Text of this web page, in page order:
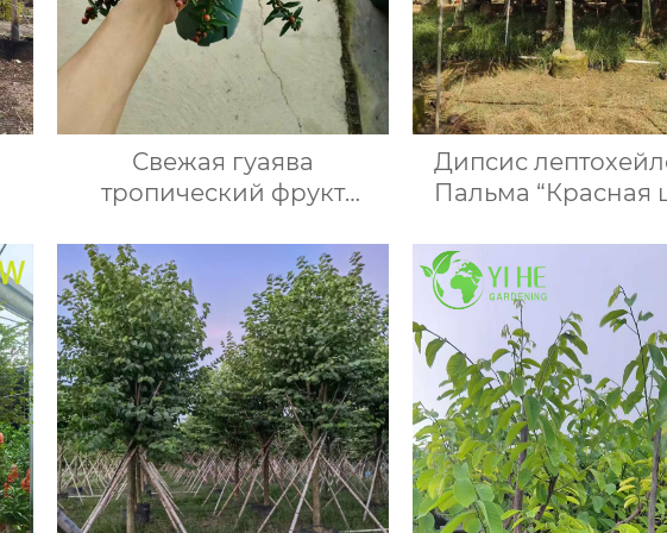
Свежая гуаява
тропический фрукт
сочный кислый опт
экспорт
Дипсис
Пальма “Красная
крупная,
оптом.